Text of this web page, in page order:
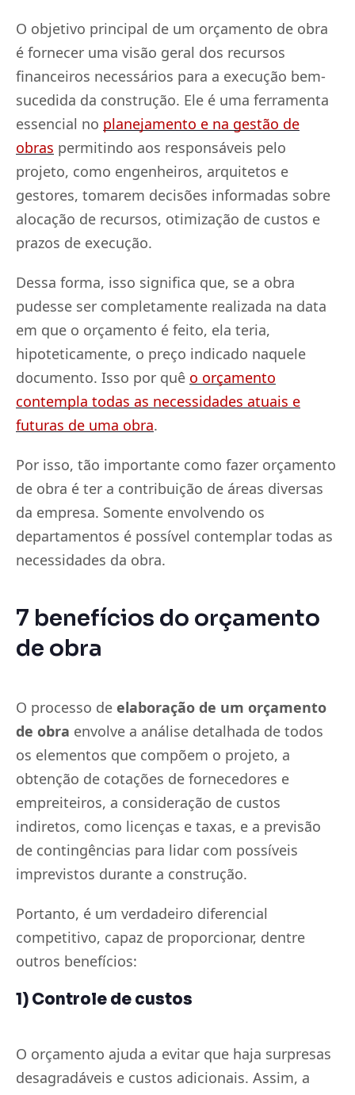
O objetivo principal de um orçamento de obra
é fornecer uma visão geral dos recursos
financeiros necessários para a execução bem-
sucedida da construção. Ele é uma ferramenta
essencial no planejamento e na gestão de
obras permitindo aos responsáveis pelo
projeto, como engenheiros, arquitetos e
gestores, tomarem decisões informadas sobre
alocação de recursos, otimização de custos e
prazos de execução.
Dessa forma, isso significa que, se a obra
pudesse ser completamente realizada na data
em que o orçamento é feito, ela teria,
hipoteticamente, o preço indicado naquele
documento. Isso por quê o orçamento
contempla todas as necessidades atuais e
futuras de uma obra.
Por isso, tão importante como fazer orçamento
de obra é ter a contribuição de áreas diversas
da empresa. Somente envolvendo os
departamentos é possível contemplar todas as
necessidades da obra.
7 benefícios do orçamento
de obra
O processo de elaboração de um orçamento
de obra envolve a análise detalhada de todos
os elementos que compõem o projeto, a
obtenção de cotações de fornecedores e
empreiteiros, a consideração de custos
indiretos, como licenças e taxas, e a previsão
de contingências para lidar com possíveis
imprevistos durante a construção.
Portanto, é um verdadeiro diferencial
competitivo, capaz de proporcionar, dentre
outros benefícios:
1) Controle de custos
O orçamento ajuda a evitar que haja surpresas
desagradáveis e custos adicionais. Assim, a